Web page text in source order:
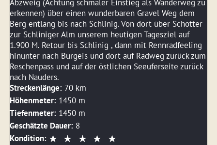
Abzweig (Achtung schmaler Einstieg als Wanderweg zu
erkennen) über einen wunderbaren Gravel Weg dem
Berg entlang bis nach Schlinig. Von dort über Schotter
zur Schliniger Alm unserem heutigen Tagesziel auf
1.900 M. Retour bis Schlinig , dann mit Rennradfeeling
hinunter nach Burgeis und dort auf Radweg zurück zum
Reschenpass und auf der östlichen Seeuferseite zurück
nach Nauders.
Streckenlänge: 70 km
Höhenmeter: 1450 m
Tiefenmeter: 1450 m
Geschätzte Dauer: 8
Kondition: